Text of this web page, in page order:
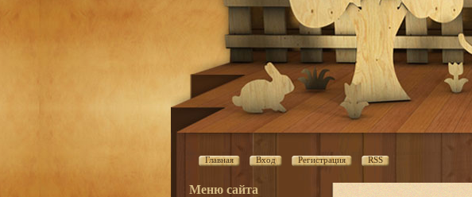
Главная Вход Регистрация RSS
Меню сайта